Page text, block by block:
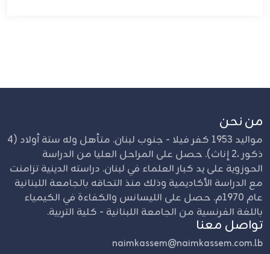
من نحن
مواليد 1953 كفر فيلا - جنوب لبنان. متأهل وله ستة أولاد (4
ذكور ،2 إناث). حصل على المراحل العليا من الدراسة
الحوزوية على يد كبار العلماء في لبنان. دراسته الدينية تزامنت
مع الدراسة الأكاديمية وذلك منذ التحاقه بالجامعة اللبنانية
عام 1970م. حصل على الليسانس والكفاءة في الكيمياء
باللغة الفرنسية من الجامعة اللبنانية - كلية التربية.
تواصل معنا
naimkassem@naimkassem.com.lb